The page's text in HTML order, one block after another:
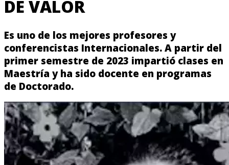
DE VALOR
Es uno de los mejores profesores y
conferencistas Internacionales. A partir del
primer semestre de 2023 impartió clases en
Maestría y ha sido docente en programas
de Doctorado.